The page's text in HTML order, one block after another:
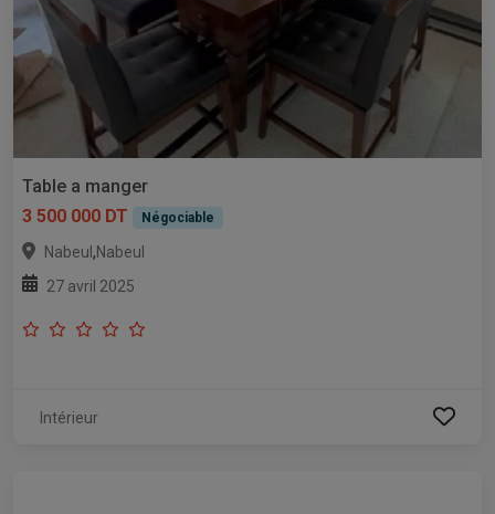
Table a manger
3 500 000 DT
Négociable
Nabeul ,Nabeul
27 avril 2025
Intérieur